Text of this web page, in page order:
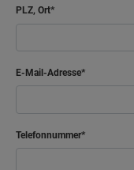
Netto-Raumfläche
Arbeiten
Bad
PLZ, Ort
E-Mail-Adresse
Telefonnummer